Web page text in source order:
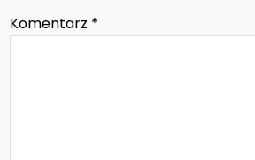
Komentarz *